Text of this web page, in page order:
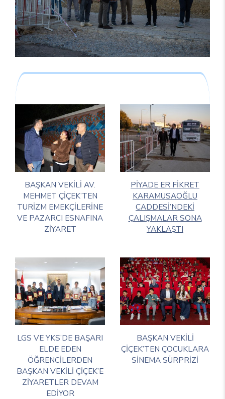
BAŞKAN VEKİLİ AV.
MEHMET ÇİÇEK’TEN
TURİZM EMEKÇİLERİNE
VE PAZARCI ESNAFINA
ZİYARET
PİYADE ER FİKRET
KARAMUSAOĞLU
CADDESİ’NDEKİ
ÇALIŞMALAR SONA
YAKLAŞTI
LGS VE YKS’DE BAŞARI
ELDE EDEN
ÖĞRENCİLERDEN
BAŞKAN VEKİLİ ÇİÇEK’E
ZİYARETLER DEVAM
EDİYOR
BAŞKAN VEKİLİ
ÇİÇEK’TEN ÇOCUKLARA
SİNEMA SÜRPRİZİ